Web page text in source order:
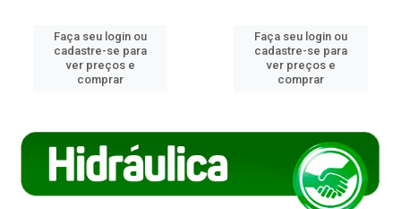
Faça seu login ou
cadastre-se para
ver preços e
comprar
Faça seu login ou
cadastre-se para
ver preços e
comprar